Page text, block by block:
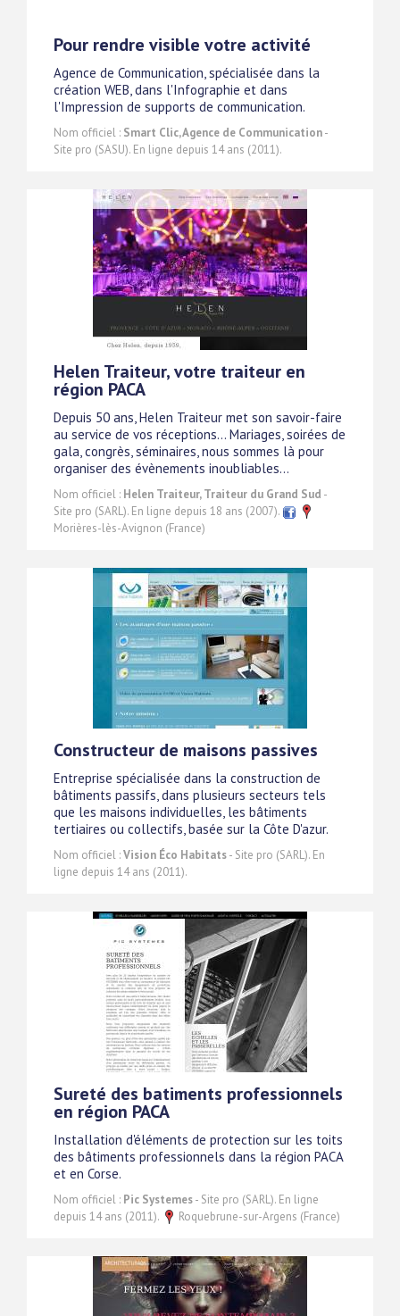
Pour rendre visible votre activité
Agence de Communication, spécialisée dans la
création WEB, dans l'Infographie et dans
l'Impression de supports de communication.
Nom officiel : Smart Clic, Agence de Communication-
Site pro (SASU). En ligne depuis 14 ans (2011).
Helen Traiteur, votre traiteur en
région PACA
Depuis 50 ans, Helen Traiteur met son savoir-faire
au service de vos réceptions... Mariages, soirées de
gala, congrès, séminaires, nous sommes là pour
organiser des évènements inoubliables...
Nom officiel : Helen Traiteur, Traiteur du Grand Sud -
Site pro (SARL). En ligne depuis 18 ans (2007).
Morières-lès-Avignon (France)
Constructeur de maisons passives
Entreprise spécialisée dans la construction de
bâtiments passifs, dans plusieurs secteurs tels
que les maisons individuelles, les bâtiments
tertiaires ou collectifs, basée sur la Côte D'azur.
Nom officiel :Vision Éco Habitats- Site pro (SARL). En
ligne depuis 14 ans (2011).
Sureté des batiments professionnels
en région PACA
Installation d'éléments de protection sur les toits
des bâtiments professionnels dans la région PACA
et en Corse.
Nom officiel : Pic Systemes- Site pro (SARL). En ligne
depuis 14 ans (2011).
Roquebrune-sur-Argens (France)